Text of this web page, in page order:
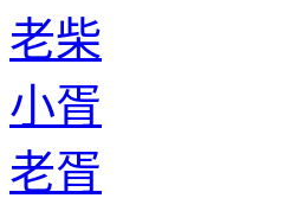
老柴
小胥
老胥